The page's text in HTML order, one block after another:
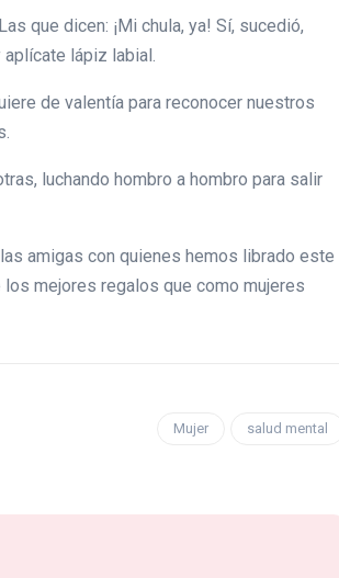
que dicen: ¡Mi chula, ya! Sí, sucedió,
aplícate lápiz labial.
de valentía para reconocer nuestros
luchando hombro a hombro para salir
amigas con quienes hemos librado este
mejores regalos que como mujeres
Mujer
salud mental